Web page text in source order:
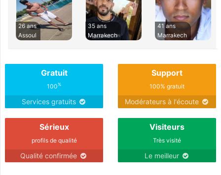
26 ans
Assoul
35 ans
Marrakech
41 ans
Marrakech
Gratuit
100%
Services gratuits
Support
100% gratuit
Modérateurs à l'écoute
Sérieux
profils de qualité
Qualité confirmée
Visiteurs
Très visité
Le meilleur